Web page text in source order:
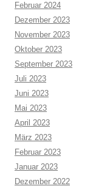
Februar 2024
Dezember 2023
November 2023
Oktober 2023
September 2023
Juli 2023
Juni 2023
Mai 2023
April 2023
März 2023
Februar 2023
Januar 2023
Dezember 2022